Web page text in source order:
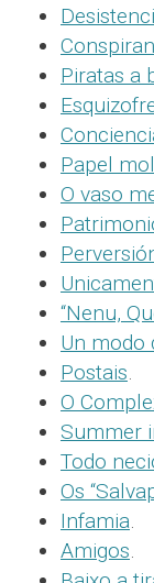
Piratas a
Papel
O vaso
“Nenu,
Un modo
Postais.
O
Summer
Todo
Os
Infamia.
Amigos.